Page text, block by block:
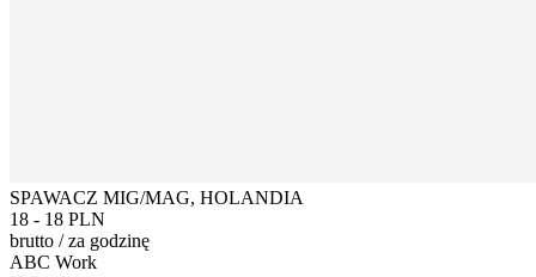
SPAWACZ MIG/MAG, HOLANDIA
18 - 18 PLN
brutto /za godzinę
ABC Work